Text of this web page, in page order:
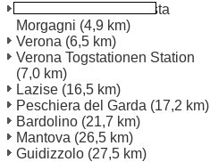
Verona Via Giambattista
Morgagni (4,9 km)
Verona (6,5 km)
Verona Togstationen Station
(7,0 km)
Lazise (16,5 km)
Peschiera del Garda (17,2 km)
Bardolino (21,7 km)
Mantova (26,5 km)
Guidizzolo (27,5 km)